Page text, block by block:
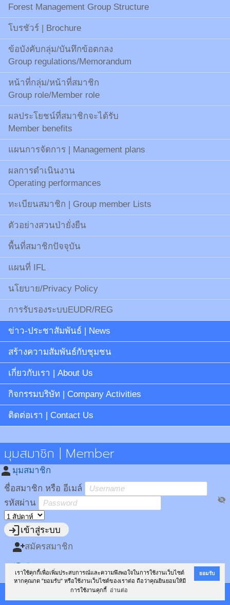
เราใช้คุกกี้เพื่อเพิ่มประสบการณ์และความพึงพอใจในการใช้งานเว็บไซต์
หากคุณกด "ยอมรับ" หรือใช้งานเว็บไซต์ของเราต่อ ถือว่าคุณยินยอมให้มี
การใช้งานคุกกี้
อ่านต่อ
ยอมรับ
Forest Management Group Structure
โบรชัวร์ | Brochure
ข้อบังคับกลุ่ม/บันทึกข้อตกลง
Group regulations/Memorandum
หน้าที่กลุ่ม/หน้าที่สมาชิก
Group role/Member role
ผลประโยชน์ที่สมาชิกจะได้รับ
Member benefits
แผนการจัดการ | Management plans
ผลการดำเนินงาน
Operating performances
ทะเบียนสมาชิก | Group member Lists
ตัวอย่างสวนป่ายั่งยืน
พื้นที่สมาชิกปัจจุบัน
แผนที่ IFL
นโยบาย/Privacy Policy
การรับรองระบบEUDR/REG
ข่าว-ประชาสัมพันธ์ | News
สร้างความสัมพันธ์กับชุมชน
เกี่ยวกับเรา | About Us
กิจกรรมบริษัท | Company Activities
ติดต่อเรา | Contact Us
มุมสมาชิก | Member
person มุมสมาชิก
ชื่อสมาชิก หรือ อีเมล์
รหัสผ่าน
visibility_off
loginเข้าสู่ระบบ
person_addสมัครสมาชิก
restoreลืมรหัสผ่าน?
Copyright © Siam Fibreboard Co., Ltd.